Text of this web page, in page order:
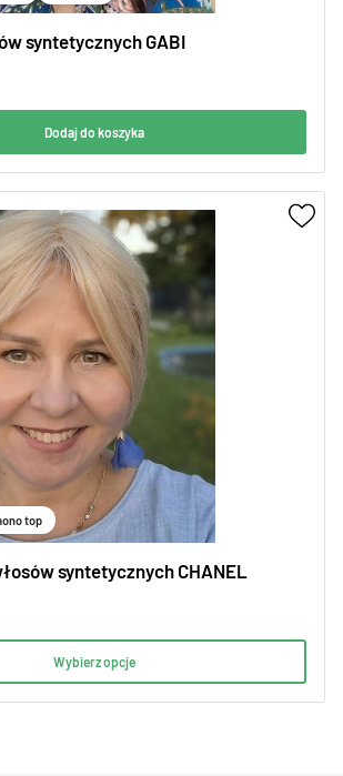
syntetycznych GABI
Dodaj do koszyka
top
syntetycznych CHANEL
Wybierz opcje